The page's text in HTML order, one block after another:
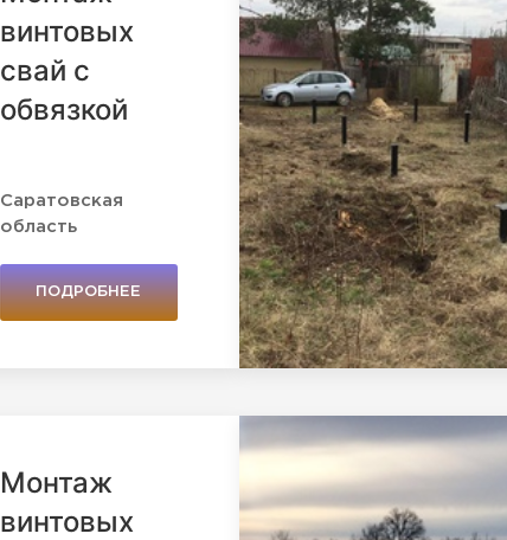
винтовых
свай с
обвязкой
Саратовская
область
ПОДРОБНЕЕ
Монтаж
винтовых